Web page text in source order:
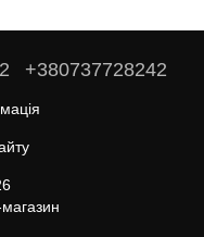
+380737728242